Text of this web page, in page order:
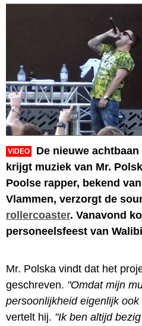
VIDEO
De nieuwe
krijgt muziek van Mr.
Poolse rapper, bekend
Vlammen, verzorgt de
rollercoaster. Vanavond
personeelsfeest van
Mr. Polska vindt dat het
geschreven. "Omdat mijn
persoonlijkheid eigenlijk
vertelt hij. "Ik ben altijd